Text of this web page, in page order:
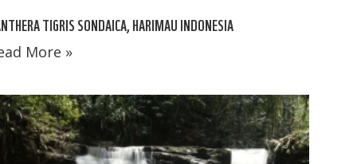
TIGRIS SONDAICA, HARIMAU INDONESIA
More »